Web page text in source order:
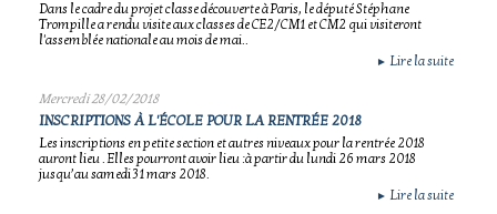
Dans le cadre du projet classe découverte à Paris, le député Stéphane
Trompille a rendu visite aux classes de CE2/CM1 et CM2 qui visiteront
l'assemblée nationale au mois de mai..
► Lire la suite
Mercredi 28/02/2018
INSCRIPTIONS À L'ÉCOLE POUR LA RENTRÉE 2018
Les inscriptions en petite section et autres niveaux pour la rentrée 2018
auront lieu . Elles pourront avoir lieu :à partir du lundi 26 mars 2018
jusqu’au samedi 31 mars 2018.
► Lire la suite